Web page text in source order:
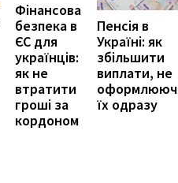
Фінансова
безпека в
ЄС для
українців:
як не
втратити
гроші за
кордоном
Пенсія в
Україні: як
збільшити
виплати, не
їх одразу